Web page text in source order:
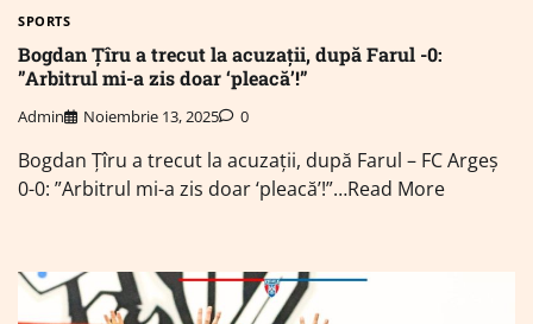
SPORTS
Bogdan Țîru a trecut la acuzații, după Farul -0:
”Arbitrul mi-a zis doar ‘pleacă’!”
Admin Noiembrie 13, 2025 0
Bogdan Țîru a trecut la acuzații, după Farul – FC Argeș
0-0: ”Arbitrul mi-a zis doar ‘pleacă’!”…Read More